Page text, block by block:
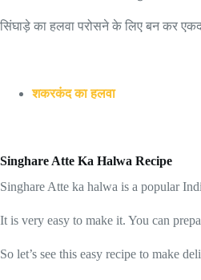
सिंघाड़े का हलवा परोसने के लिए बन कर
शकरकंद का हलवा
Singhare Atte Ka Halwa Recipe
Singhare Atte ka halwa is a popular
It is very easy to make it. You can
So let’s see this easy recipe to make